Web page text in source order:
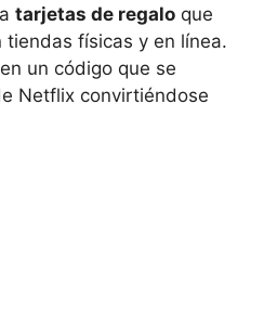
tarjetas de regalo que
físicas y en línea.
un código que se
Netflix convirtiéndose